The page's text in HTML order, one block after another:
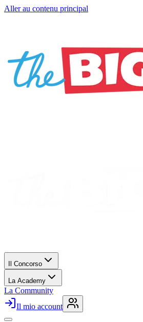
Aller au contenu principal
Il Concorso
La Academy
La Community
Il mio account